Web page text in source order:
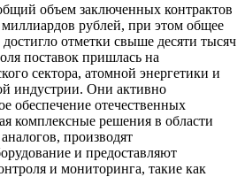
объем заключенных контрактов
рублей, при этом общее
отметки свыше десяти тысяч
поставок пришлась на
сектора, атомной энергетики и
индустрии. Они активно
обеспечение отечественных
комплексные решения в области
производят
и предоставляют
и мониторинга, такие как